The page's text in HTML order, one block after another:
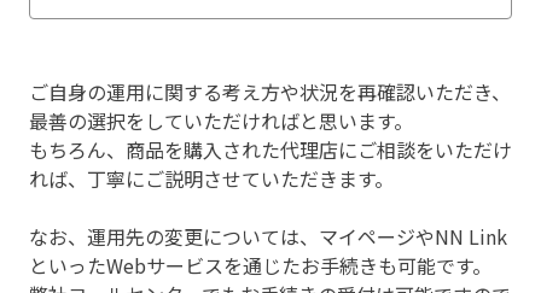
ご自身の運用に関する考え方や状況を再確認いただき、
最善の選択をしていただければと思います。
もちろん、商品を購入された代理店にご相談をいただけ
れば、丁寧にご説明させていただきます。
なお、運用先の変更については、マイページやNN Link
といったWebサービスを通じたお手続きも可能です。